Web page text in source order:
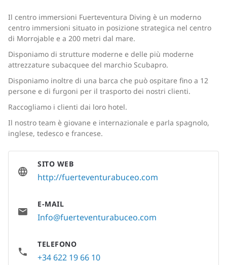
Il centro immersioni Fuerteventura Diving è un moderno
centro immersioni situato in posizione strategica nel centro
di Morrojable e a 200 metri dal mare.
Disponiamo di strutture moderne e delle più moderne
attrezzature subacquee del marchio Scubapro.
Disponiamo inoltre di una barca che può ospitare fino a 12
persone e di furgoni per il trasporto dei nostri clienti.
Raccogliamo i clienti dai loro hotel.
Il nostro team è giovane e internazionale e parla spagnolo,
inglese, tedesco e francese.
SITO WEB
http://fuerteventurabuceo.com
E-MAIL
Info@fuerteventurabuceo.com
TELEFONO
+34 622 19 66 10